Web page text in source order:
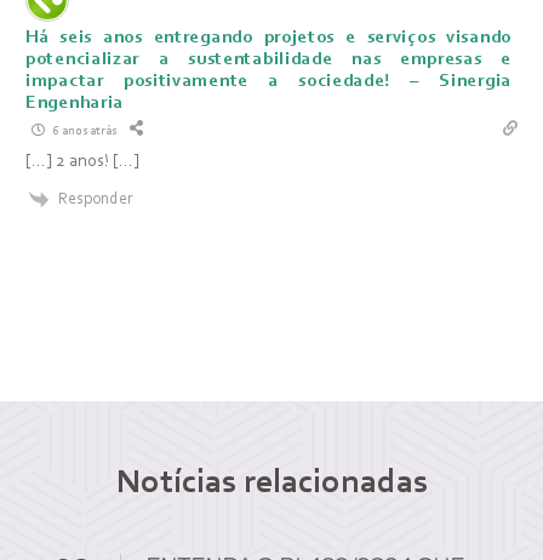
Há seis anos entregando projetos e serviços visando
potencializar a sustentabilidade nas empresas e
impactar positivamente a sociedade! – Sinergia
Engenharia
6 anos atrás
[…] 2 anos! […]
Responder
Notícias relacionadas